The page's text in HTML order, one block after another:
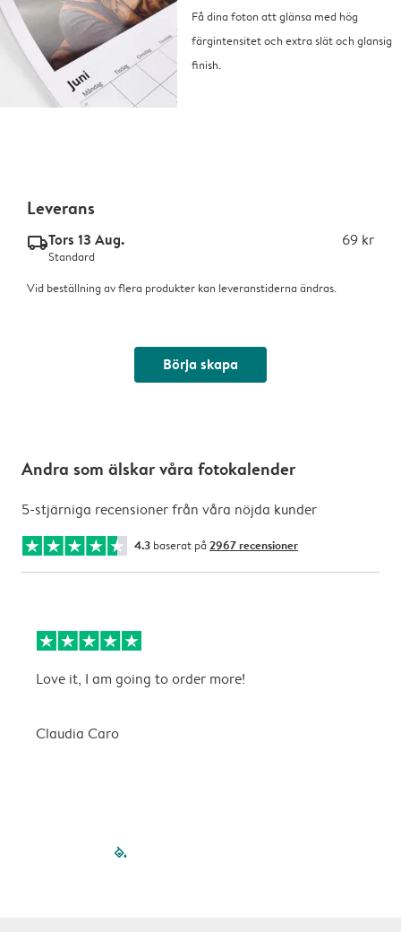
Få dina foton att glänsa med hög
färgintensitet och extra slät och glansig
finish.
Leverans
delivery_standard_v2Tors 13 Aug. 69 kr
Standard
Vid beställning av flera produkter kan leveranstiderna ändras.
Börja skapa
Andra som älskar våra fotokalender
5-stjärniga recensioner från våra nöjda kunder
4.3 baserat på 2967 recensioner
Love it, I am going to order more!
Claudia Caro
filled-pagination